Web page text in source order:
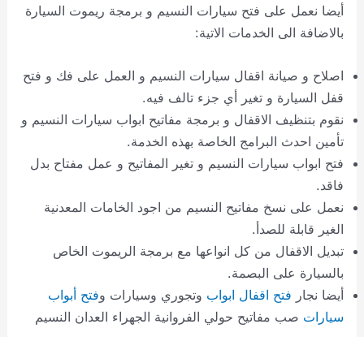
أيضا نعمل على فتح سيارات النسيم و برمجة ريموت السيارة
بالاضافة الى الخدمات الاتية:
اصلاح و صيانة اقفال سيارات النسيم و العمل على فك و فتح
قفل السيارة و تغير أي جزء تالف فيه.
نقوم بتنظيف الاقفال و برمجة مفاتيح ابواب سيارات النسيم و
تأمين احدث البرامج الخاصة بهذه الخدمة.
فتح ابواب سيارات النسيم و تغير المفاتيح و عمل مفتاح بدل
فاقد.
نعمل على نسخ مفاتيح النسيم من اجود الخامات المعدنية
الغير قابلة للصدأ.
تبديل الاقفال من كل انواعها مع برمجة الريموت الخاص
بالسيارة على البصمة.
أيضا نجار فتح اقفال ابواب وتجوري وسيارات وفتح أبواب
سيارات صب مفاتيح حولي الفروانية الجهراء العدان النسيم